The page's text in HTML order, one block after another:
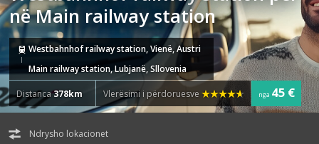
në Main railway station
Westbahnhof railway station, Vienë, Austri
Main railway station, Lubjanë, Sllovenia
Distanca378km Vlerësimi i përdoruesve nga 45 €
Ndrysho lokacionet